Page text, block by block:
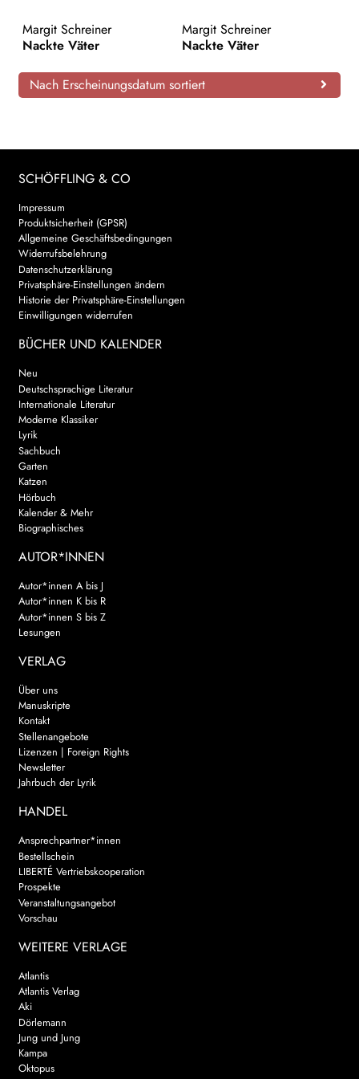
AKTUELLES
WEITERE VERLAGE
Search:
Margit Schreiner
Nackte Väter
Margit Schreiner
Nackte Väter
Nach Erscheinungsdatum sortiert
SCHÖFFLING & CO
Impressum
Produktsicherheit (GPSR)
Allgemeine Geschäftsbedingungen
Widerrufsbelehrung
Datenschutzerklärung
Privatsphäre-Einstellungen ändern
Historie der Privatsphäre-Einstellungen
Einwilligungen widerrufen
BÜCHER UND KALENDER
Neu
Deutschsprachige Literatur
Internationale Literatur
Moderne Klassiker
Lyrik
Sachbuch
Garten
Katzen
Hörbuch
Kalender & Mehr
Biographisches
AUTOR*INNEN
Autor*innen A bis J
Autor*innen K bis R
Autor*innen S bis Z
Lesungen
VERLAG
Über uns
Manuskripte
Kontakt
Stellenangebote
Lizenzen | Foreign Rights
Newsletter
Jahrbuch der Lyrik
HANDEL
Ansprechpartner*innen
Bestellschein
LIBERTÉ Vertriebskooperation
Prospekte
Veranstaltungsangebot
Vorschau
WEITERE VERLAGE
Atlantis
Atlantis Verlag
Aki
Dörlemann
Jung und Jung
Kampa
Oktopus